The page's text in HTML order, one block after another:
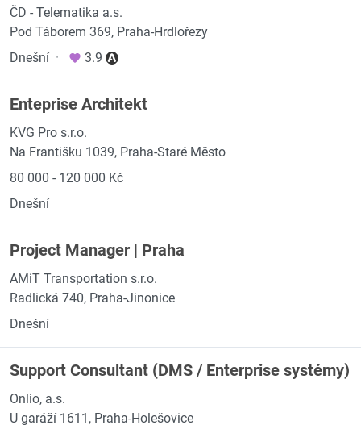
ČD - Telematika a.s.
Pod Táborem 369, Praha-Hrdlořezy
Dnešní · 3.9
Enteprise Architekt
KVG Pro s.r.o.
Na Františku 1039, Praha-Staré Město
80 000 - 120 000 Kč
Dnešní
Project Manager | Praha
AMiT Transportation s.r.o.
Radlická 740, Praha-Jinonice
Dnešní
Support Consultant (DMS / Enterprise systémy)
Onlio, a.s.
U garáží 1611, Praha-Holešovice